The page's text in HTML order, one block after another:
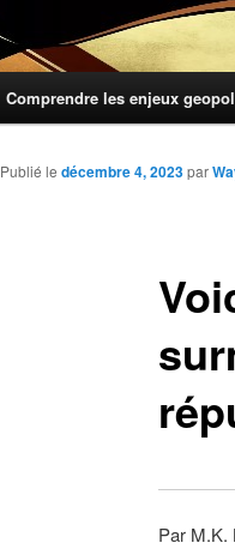
Comprendre les enjeux
Publié le décembre 4, 2023par
Par M.K.